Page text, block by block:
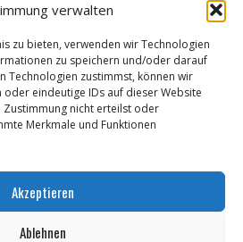
verwalten
zu bieten, verwenden wir Technologien
zu speichern und/oder darauf
Technologien zustimmst, können wir
oder eindeutige IDs auf dieser Website
nicht erteilst oder
Merkmale und Funktionen
Akzeptieren
Ablehnen
Voigt (1893 - 1977) Malerin.
aus Leipzig"
Senf
mit LEGO® & Robotik